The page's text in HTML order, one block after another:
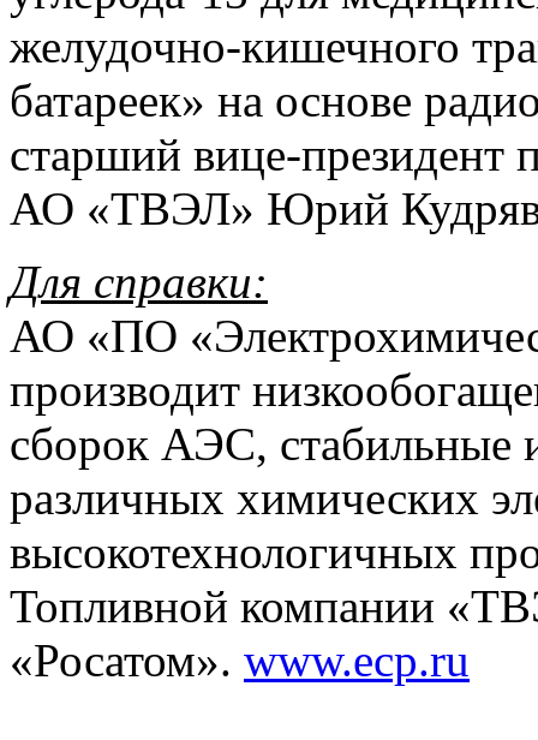
желудочно-кишечного
батареек» на основе
старший вице-президент
АО «ТВЭЛ» Юрий
Для справки:
АО «ПО
производит
сборок АЭС, стабильные
различных химических
высокотехнологичных
Топливной компании
«Росатом». www.ecp.ru